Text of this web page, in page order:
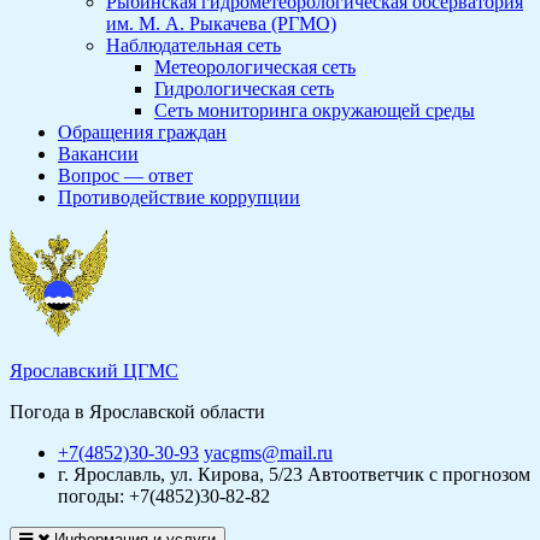
им. М. А. Рыкачева (РГМО)
Наблюдательная сеть
Метеорологическая сеть
Гидрологическая сеть
Сеть мониторинга окружающей среды
Обращения граждан
Вакансии
Вопрос — ответ
Противодействие коррупции
Ярославский ЦГМС
Погода в Ярославской области
+7(4852)30-30-93 yacgms@mail.ru
г. Ярославль, ул. Кирова, 5/23 Автоответчик с прогнозом
погоды: +7(4852)30-82-82